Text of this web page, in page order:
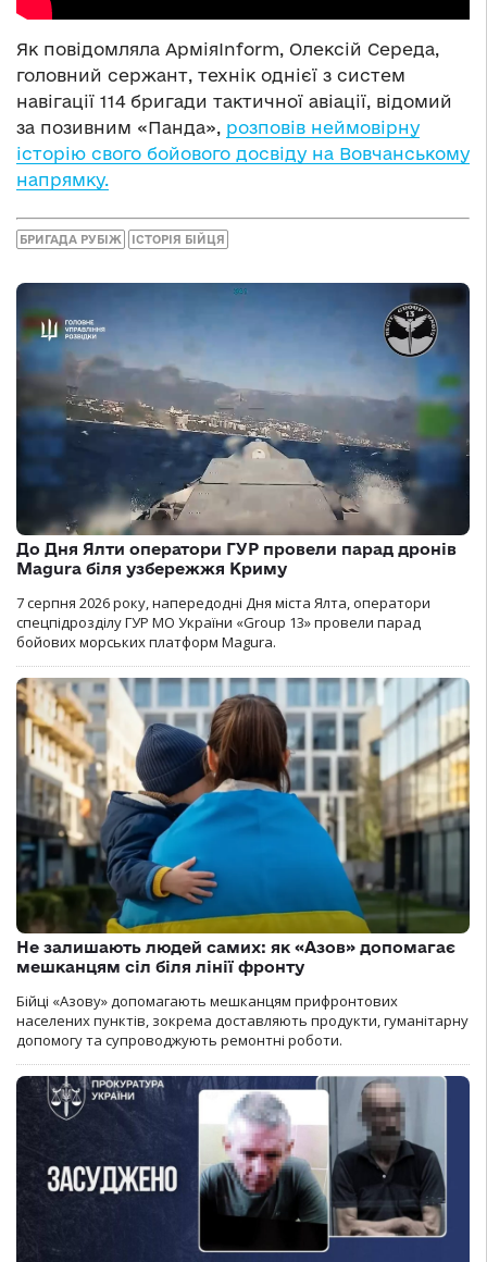
Як повідомляла АрміяInform, Олексій Середа,
головний сержант, технік однієї з систем
навігації 114 бригади тактичної авіації, відомий
за позивним «Панда», розповів неймовірну
історію свого бойового досвіду на Вовчанському
напрямку.
БРИГАДА РУБІЖ ІСТОРІЯ БІЙЦЯ
До Дня Ялти оператори ГУР провели парад дронів
Magura біля узбережжя Криму
7 серпня 2026 року, напередодні Дня міста Ялта, оператори
спецпідрозділу ГУР МО України «Group 13» провели парад
бойових морських платформ Magura.
Не залишають людей самих: як «Азов» допомагає
мешканцям сіл біля лінії фронту
Бійці «Азову» допомагають мешканцям прифронтових
населених пунктів, зокрема доставляють продукти, гуманітарну
допомогу та супроводжують ремонтні роботи.